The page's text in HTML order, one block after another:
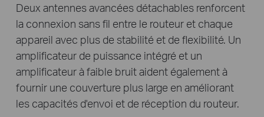
Deux antennes avancées détachables renforcent
la connexion sans fil entre le routeur et chaque
appareil avec plus de stabilité et de flexibilité. Un
amplificateur de puissance intégré et un
amplificateur à faible bruit aident également à
fournir une couverture plus large en améliorant
les capacités d'envoi et de réception du routeur.